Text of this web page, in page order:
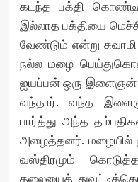
கடந்த பக்தி
இல்லாத பக்தியை
வேண்டும் என்று
நல்ல மழை
ஐயப்பன் ஒரு இளைஞன்
வந்தார். வந்த
பார்த்து அந்த
அழைத்தனர். மழையில்
வஸ்திரமும்
தலையைத்